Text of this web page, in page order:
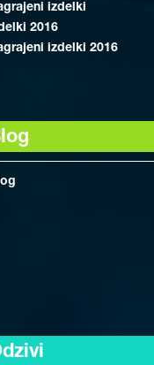
izdelki
2016
izdelki 2016